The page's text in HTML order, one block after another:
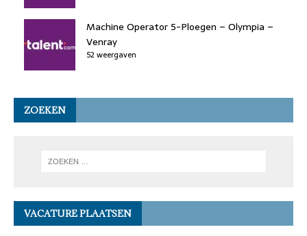
Machine Operator 5-Ploegen – Olympia –
Venray
52 weergaven
ZOEKEN
VACATURE PLAATSEN